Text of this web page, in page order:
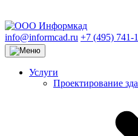
info@informcad.ru +7 (495) 741-
Услуги
Проектирование